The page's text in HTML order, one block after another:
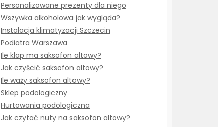
Personalizowane prezenty dla niego
Wszywka alkoholowa jak wygląda?
Instalacja klimatyzacji Szczecin
Podiatra Warszawa
Ile klap ma saksofon altowy?
Jak czyścić saksofon altowy?
Ile waży saksofon altowy?
Sklep podologiczny
Hurtowania podologiczna
Jak czytać nuty na saksofon altowy?